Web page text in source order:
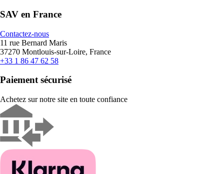
SAV en France
Contactez-nous
11 rue Bernard Maris
37270 Montlouis-sur-Loire, France
+33 1 86 47 62 58
Paiement sécurisé
Achetez sur notre site en toute confiance